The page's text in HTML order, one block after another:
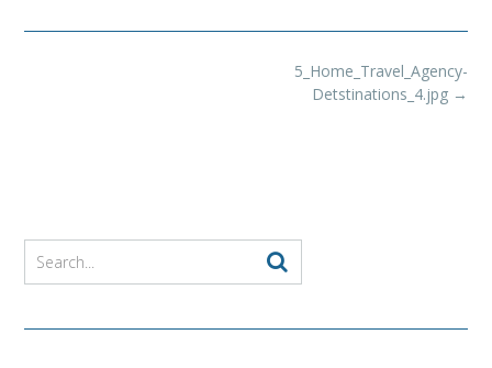
5_Home_Travel_Agency-
Detstinations_4.jpg →